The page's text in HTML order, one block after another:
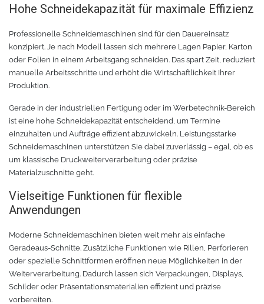
Chemica Quickflex
Chemica Bling-Bling
Chemica Carbon
Sonnenschutzfolie für Autos
Marathon
Daylight
Rollenhalter
Rollenständer
Zubehör für Transferpressen
Teflonkissen
Teflonfolie und Klebeband
Verschiedenes
Zubehör Schneideplotter
Hohe Schneidekapazität für maximale Effizienz
Professionelle Schneidemaschinen sind für den Dauereinsatz
konzipiert. Je nach Modell lassen sich mehrere Lagen Papier, Karton
oder Folien in einem Arbeitsgang schneiden. Das spart Zeit, reduziert
manuelle Arbeitsschritte und erhöht die Wirtschaftlichkeit Ihrer
Produktion.
Gerade in der industriellen Fertigung oder im Werbetechnik-Bereich
ist eine hohe Schneidekapazität entscheidend, um Termine
einzuhalten und Aufträge effizient abzuwickeln. Leistungsstarke
Schneidemaschinen unterstützen Sie dabei zuverlässig – egal, ob es
um klassische Druckweiterverarbeitung oder präzise
Materialzuschnitte geht.
Vielseitige Funktionen für flexible
Anwendungen
Moderne Schneidemaschinen bieten weit mehr als einfache
Geradeaus-Schnitte. Zusätzliche Funktionen wie Rillen, Perforieren
oder spezielle Schnittformen eröffnen neue Möglichkeiten in der
Weiterverarbeitung. Dadurch lassen sich Verpackungen, Displays,
Schilder oder Präsentationsmaterialien effizient und präzise
vorbereiten.